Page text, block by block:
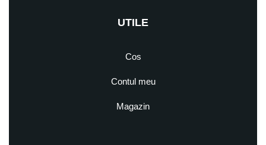
UTILE
Cos
Contul meu
Magazin